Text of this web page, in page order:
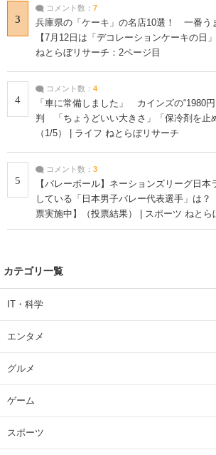
3
コメント数： 7
兵庫県の「ケーキ」の名店10選！ 一番う
【7月12日は「デコレーションケーキの日
ねとらぼリサーチ：2ページ目
4
コメント数： 4
「車に常備しました」 カインズの“1980
判 「ちょうどいい大きさ」「保冷剤を止
（1/5） | ライフ ねとらぼリサーチ
5
コメント数： 3
【バレーボール】ネーションズリーグ日
している「日本男子バレー代表選手」は？
票実施中】（投票結果） | スポーツ ねとら
カテゴリ一覧
IT・科学
エンタメ
グルメ
ゲーム
スポーツ